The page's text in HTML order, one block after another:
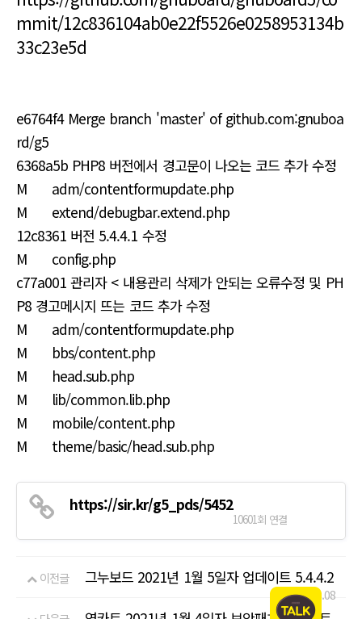
mmit/12c836104ab0e22f5526e0258953134b
33c23e5d
e6764f4 Merge branch 'master' of github.com:gnuboa
rd/g5
6368a5b PHP8 버전에서 경고문이 나오는 코드 추가 수정
M adm/contentformupdate.php
M extend/debugbar.extend.php
12c8361 버전 5.4.4.1 수정
M config.php
c77a001 관리자 < 내용관리 삭제가 안되는 오류수정 및 PH
P8 경고메시지 뜨는 코드 추가 수정
M adm/contentformupdate.php
M bbs/content.php
M head.sub.php
M lib/common.lib.php
M mobile/content.php
M theme/basic/head.sub.php
https://sir.kr/g5_pds/5452
10601회 연결
이전글 그누보드 2021년 1월 5일자 업데이트 5.4.4.2
21.01.08